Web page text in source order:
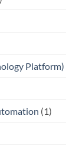
Platform)
(1)